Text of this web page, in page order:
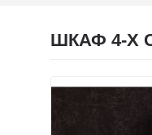
ШКАФ 4-X